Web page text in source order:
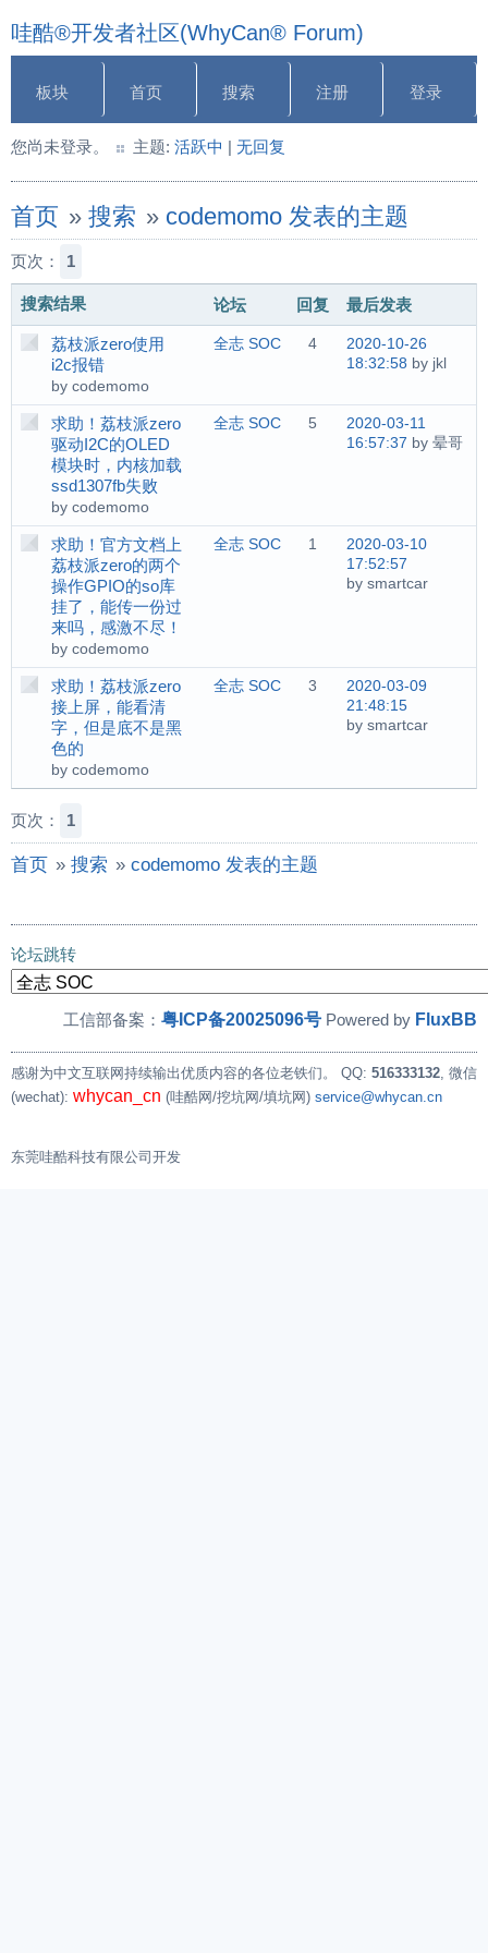
哇酷®开发者社区(WhyCan® Forum)
板块 首页 搜索 注册 登录
您尚未登录。 主题: 活跃中 | 无回复
首页 » 搜索 » codemomo 发表的主题
页次： 1
搜索结果 论坛 回复 最后发表
荔枝派zero使用
i2c报错
by codemomo
全志 SOC 4
2020-10-26
18:32:58 by jkl
求助！荔枝派zero
驱动I2C的OLED
模块时，内核加载
ssd1307fb失败
by codemomo
全志 SOC 5
2020-03-11
16:57:37 by 晕哥
求助！官方文档上
荔枝派zero的两个
操作GPIO的so库
挂了，能传一份过
来吗，感激不尽！
by codemomo
全志 SOC 1
2020-03-10
17:52:57
by smartcar
求助！荔枝派zero
接上屏，能看清
字，但是底不是黑
色的
by codemomo
全志 SOC 3
2020-03-09
21:48:15
by smartcar
页次： 1
首页 » 搜索 » codemomo 发表的主题
论坛跳转
工信部备案： 粤ICP备20025096号 Powered by FluxBB
感谢为中文互联网持续输出优质内容的各位老铁们。 QQ: 516333132, 微信
(wechat): whycan_cn (哇酷网/挖坑网/填坑网) service@whycan.cn
东莞哇酷科技有限公司开发